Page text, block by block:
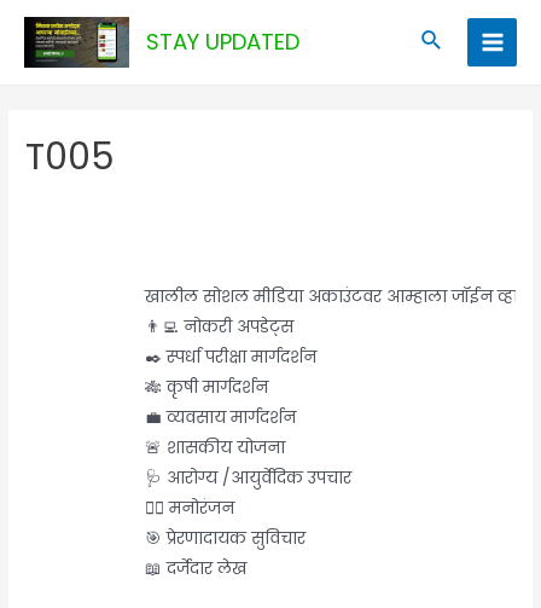
Skip
content
STAY UPDATED Search
Main
T005
खालील सोशल मीडिया अकाउंटवर आम्हाला जॉईन व्हा.
👨‍💻 नोकरी अपडेट्स
✒️ स्पर्धा परीक्षा मार्गदर्शन
🎋 कृषी मार्गदर्शन
💼 व्यवसाय मार्गदर्शन
🚨 शासकीय योजना
🩺 आरोग्य /आयुर्वेदिक उपचार
🤹‍♂️ मनोरंजन
🎯 प्रेरणादायक सुविचार
📖 दर्जेदार लेख